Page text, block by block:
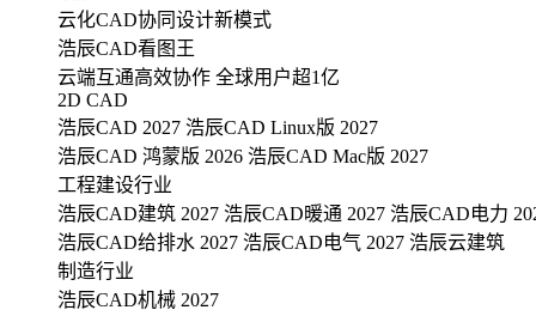
云化CAD协同设计新模式
浩辰CAD看图王
云端互通高效协作 全球用户超1亿
2D CAD
浩辰CAD 2027 浩辰CAD Linux版 2027
浩辰CAD 鸿蒙版 2026 浩辰CAD Mac版 2027
工程建设行业
浩辰CAD建筑 2027 浩辰CAD暖通 2027 浩辰CAD电力
浩辰CAD给排水 2027 浩辰CAD电气 2027 浩辰云建筑
制造行业
浩辰CAD机械 2027